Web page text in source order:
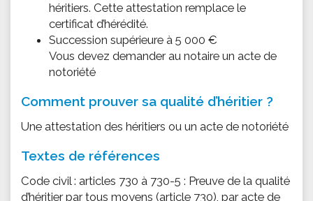
héritiers. Cette attestation remplace le
certificat d’hérédité.
Succession supérieure à 5 000 €
Vous devez demander au notaire un acte de
notoriété
Comment prouver sa qualité d’héritier ?
Une attestation des héritiers ou un acte de notoriété
Textes de références
Code civil : articles 730 à 730-5 : Preuve de la qualité
d’héritier par tous moyens (article 730), par acte de